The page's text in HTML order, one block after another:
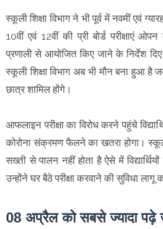
स्कूली शिक्षा विभाग ने भी पूर्व में नवमीं एवं
10वीं एवं 12वीं की प्री बोर्ड परीक्षाएं
प्रणाली से आयोजित किए जाने के निर्देश
स्कूली शिक्षा विभाग अब भी मौन बना हुआ है
छात्र शामिल होंगे।
आफलाइन परीक्षा का विरोध करने पहुंचे
कोरोना संक्रमण फैलने का खतरा होगा।
सख्ती से पालन नहीं होता है ऐसे में
उन्होंने घर बैठे परीक्षा करवाने की सुविधा
08 अप्रैल को सबसे ज्यादा पढ़े